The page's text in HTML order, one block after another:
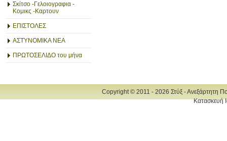
Σκίτσο -Γελοιογραφια -
Κομικς -Καρτουν
ΕΠΙΣΤΟΛΕΣ
ΑΣΤΥΝΟΜΙΚΑ ΝΕΑ
ΠΡΩΤΟΣΕΛΙΔΟ του μήνα
Copyright © 2011 - 2026 Στύξ - Ανεξάρτητη
Κατασκευή